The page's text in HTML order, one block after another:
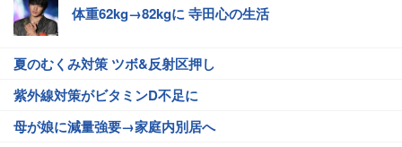
体重62kg→82kgに 寺田心の生活
夏のむくみ対策 ツボ&反射区押し
紫外線対策がビタミンD不足に
母が娘に減量強要→家庭内別居へ